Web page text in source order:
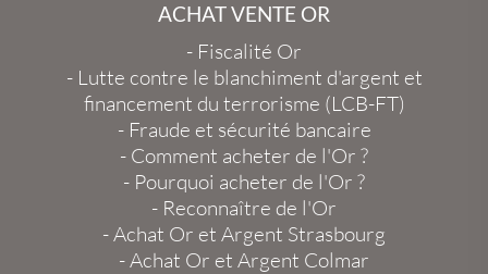
ACHAT VENTE OR
- Fiscalité Or
- Lutte contre le blanchiment d'argent et
financement du terrorisme (LCB-FT)
- Fraude et sécurité bancaire
- Comment acheter de l'Or ?
- Pourquoi acheter de l'Or ?
- Reconnaître de l'Or
-Achat Or et Argent Strasbourg
-Achat Or et Argent Colmar